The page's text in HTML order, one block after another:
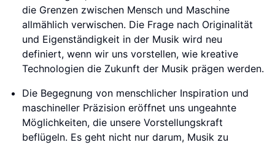
die Grenzen zwischen Mensch und Maschine
allmählich verwischen. Die Frage nach Originalität
und Eigenständigkeit in der Musik wird neu
definiert, wenn wir uns vorstellen, wie kreative
Technologien die Zukunft der Musik prägen werden.
Die Begegnung von menschlicher Inspiration und
maschineller Präzision eröffnet uns ungeahnte
Möglichkeiten, die unsere Vorstellungskraft
beflügeln. Es geht nicht nur darum, Musik zu